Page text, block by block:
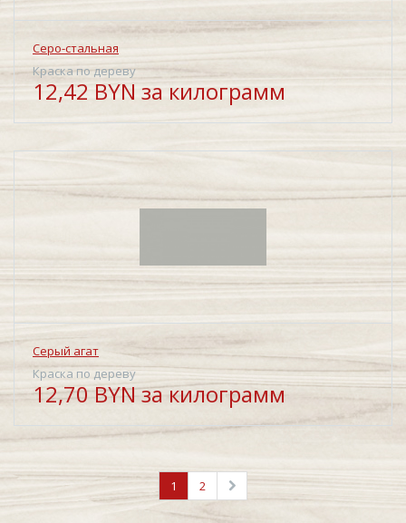
Серо-стальная
Краска по дереву
12,42 BYN за килограмм
Серый агат
Краска по дереву
12,70 BYN за килограмм
1 2